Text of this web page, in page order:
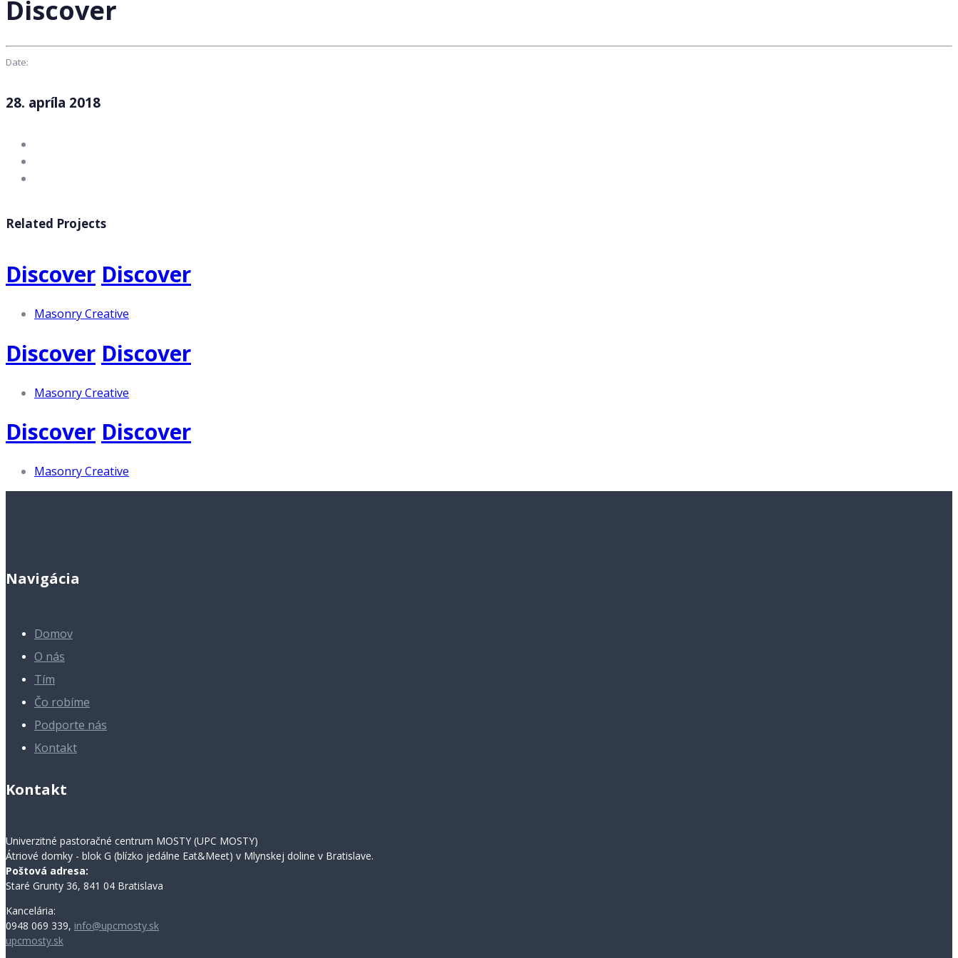
Discover
Date:
28. apríla 2018
Related Projects
Discover Discover
Masonry Creative
Discover Discover
Masonry Creative
Discover Discover
Masonry Creative
Navigácia
Domov
O nás
Tím
Čo robíme
Podporte nás
Kontakt
Kontakt
Univerzitné pastoračné centrum MOSTY (UPC MOSTY)
Átriové domky - blok G (blízko jedálne Eat&Meet) v Mlynskej doline v Bratislave.
Poštová adresa:
Staré Grunty 36, 841 04 Bratislava
Kancelária:
0948 069 339, info@upcmosty.sk
upcmosty.sk